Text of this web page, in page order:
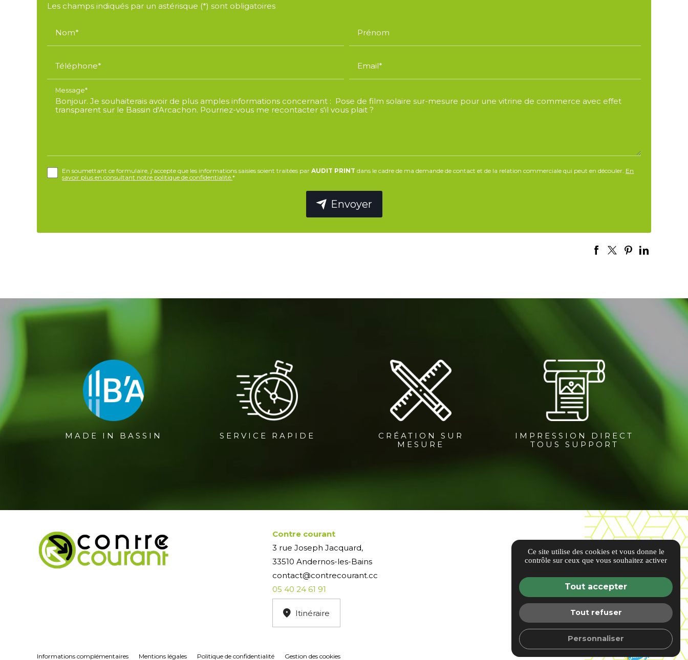
Les champs indiqués par un astérisque (*) sont obligatoires
Nom* Prénom
Téléphone* Email*
Message*
En soumettant ce formulaire, j'accepte que les informations saisies soient traitées par AUDIT PRINT dans le cadre de ma demande de contact et de la relation commerciale qui peut en découler. En
savoir plus en consultant notre politique de confidentialité.*
Envoyer
MADE IN BASSIN SERVICE RAPIDE
CRÉATION SUR
MESURE
IMPRESSION DIRECT
TOUS SUPPORT
Contre courant
3 rue Joseph Jacquard,
33510 Andernos-les-Bains
contact@contrecourant.cc
05 40 24 61 91
Itinéraire
Informations complémentaires Mentions légales Politique de confidentialité Gestion des cookies
Ce site utilise des cookies et vous donne le
contrôle sur ceux que vous souhaitez activer
Tout accepter
Tout refuser
Personnaliser